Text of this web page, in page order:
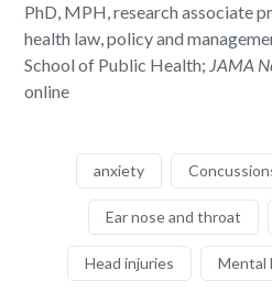
PhD, MPH, research associate
health law, policy and
School of Public Health; JAMA
online
anxiety
Ear nose and throat
Head injuries Mental